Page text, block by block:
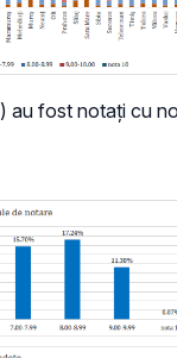
) au fost notați cu